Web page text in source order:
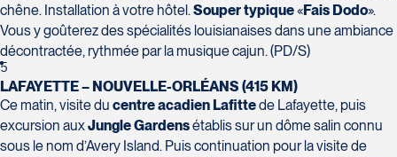
chêne. Installation à votre hôtel.Souper typique«Fais Dodo».
Vous y goûterez des spécialités louisianaises dans une ambiance
décontractée, rythmée par la musique cajun. (PD/S)
5
LAFAYETTE – NOUVELLE-ORLÉANS (415 KM)
Ce matin, visite du centre acadien Lafittede Lafayette, puis
excursion auxJungle Gardensétablis sur un dôme salin connu
sous le nom d’Avery Island. Puis continuation pour la visite de
Voyages Terre et Monde
1460 Chemin Gascon
J6X 2Z5
Tél :450-964-3574
Granby
J2G 2Y4
Tél :450-372-4444
Le Voyagiste de Québec
Suite 120QuébecG1W 0C1
Tél :418-977-4080 / 1-877-977-4080